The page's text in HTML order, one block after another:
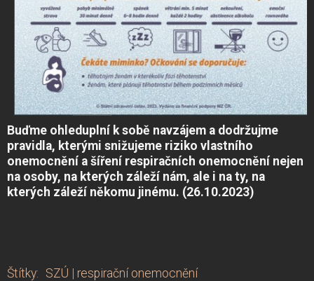
Buďme ohleduplní k sobě navzájem a dodržujme
pravidla, kterými snižujeme riziko vlastního
onemocnění a šíření respiračních onemocnění nejen
na osoby, na kterých záleží nám, ale i na ty, na
kterých záleží někomu jinému. (26.10.2023)
Štítky: SZÚ | respirační onemocnění